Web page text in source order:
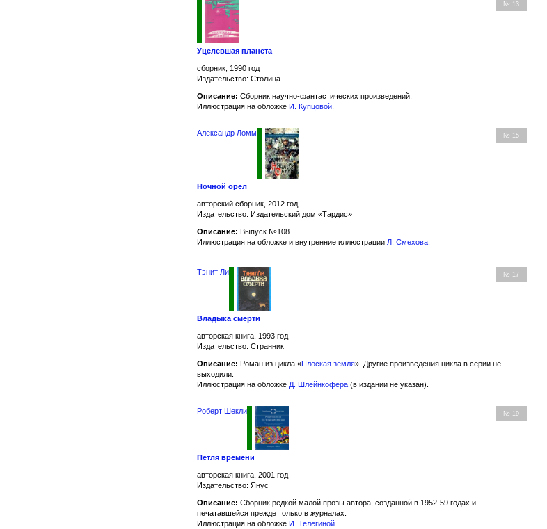
№ 13
Уцелевшая планета
сборник, 1990 год
Издательство: Столица
Описание: Сборник научно-фантастических произведений.
Иллюстрация на обложке И. Купцовой.
№ 15
Александр Ломм
Ночной орел
авторский сборник, 2012 год
Издательство: Издательский дом «Тардис»
Описание: Выпуск №108.
Иллюстрация на обложке и внутренние иллюстрации Л. Смехова
№ 17
Тэнит Ли
Владыка смерти
авторская книга, 1993 год
Издательство: Странник
Описание: Роман из цикла «Плоская земля». Другие произведения цикла в серии не
выходили.
Иллюстрация на обложке Д. Шлейнкофера (в издании не указан).
№ 19
Роберт Шекли
Петля времени
авторская книга, 2001 год
Издательство: Янус
Описание: Сборник редкой малой прозы автора, созданной в 1952-59 годах и
печатавшейся прежде только в журналах.
Иллюстрация на обложке И. Телегиной.